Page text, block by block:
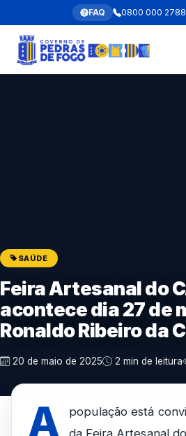
FAQ 0800 000 2788
SAÚDE
Feira Artesanal do
acontece dia 27 de
Ronaldo Ribeiro da
20 de maio de 2025 2 min de leitura
A
população está
da Feira Artesanal